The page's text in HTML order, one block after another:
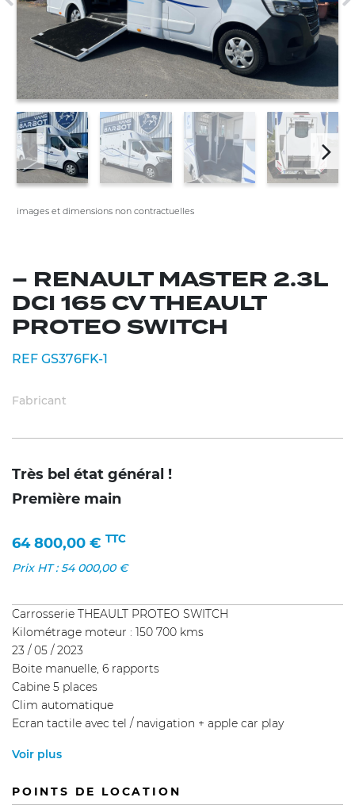
images et dimensions non contractuelles
– RENAULT MASTER 2.3L
DCI 165 CV THEAULT
PROTEO SWITCH
REF GS376FK-1
Fabricant
Très bel état général !
Première main
64 800,00 € TTC
Prix HT :54 000,00€
Carrosserie THEAULT PROTEO SWITCH
Kilométrage moteur : 150 700 kms
23 / 05 / 2023
Boite manuelle, 6 rapports
Cabine 5 places
Clim automatique
Ecran tactile avec tel / navigation + apple car play
Voir plus
POINTS DE LOCATION